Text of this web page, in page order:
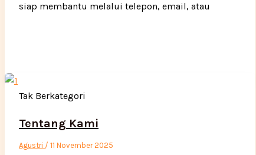
siap membantu melalui telepon, email, atau
Tak Berkategori
Tentang Kami
Agustri / 11 November 2025